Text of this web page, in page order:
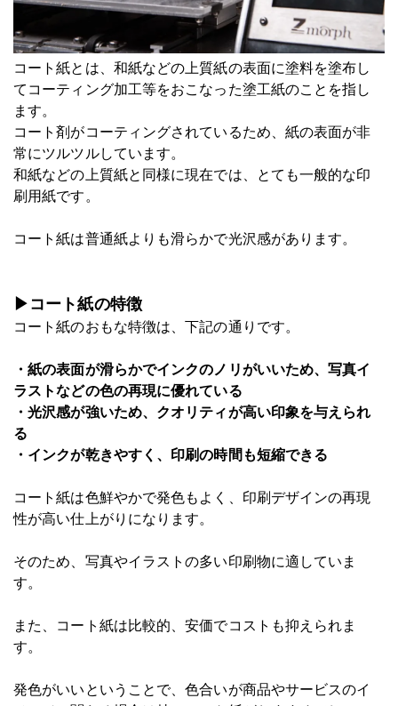
コート紙とは、和紙などの上質紙の表面に塗料を塗布し
てコーティング加工等をおこなった塗工紙のことを指し
ます。
コート剤がコーティングされているため、紙の表面が非
常にツルツルしています。
和紙などの上質紙と同様に現在では、とても一般的な印
刷用紙です。
コート紙は普通紙よりも滑らかで光沢感があります。
▶コート紙の特徴
コート紙のおもな特徴は、下記の通りです。
・紙の表面が滑らかでインクのノリがいいため、写真イ
ラストなどの色の再現に優れている
・光沢感が強いため、クオリティが高い印象を与えられ
る
・インクが乾きやすく、印刷の時間も短縮できる
コート紙は色鮮やかで発色もよく、印刷デザインの再現
性が高い仕上がりになります。
そのため、写真やイラストの多い印刷物に適していま
す。
また、コート紙は比較的、安価でコストも抑えられま
す。
発色がいいということで、色合いが商品やサービスのイ